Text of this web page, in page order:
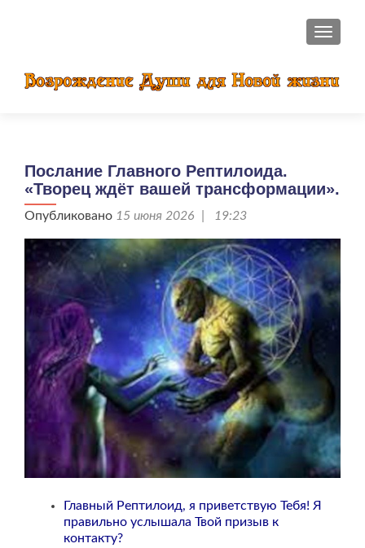
Послание Главного Рептилоида.
«Творец ждёт вашей трансформации».
Опубликовано 15 июня 2026 | 19:23
Главный Рептилоид, я приветствую Тебя! Я
правильно услышала Твой призыв к
контакту?